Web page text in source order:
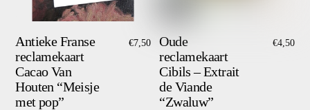
Antieke Franse
reclamekaart
Cacao Van
Houten “Meisje
met pop”
€7,50
Oude
reclamekaart
Cibils – Extrait
de Viande
“Zwaluw”
€4,50